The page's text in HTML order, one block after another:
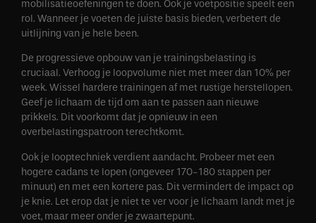
mobilisatieoefeningen te doen. Ook je voetpositie speelt een
rol. Wanneer je voeten de juiste basis bieden, verbetert de
uitlijning van je hele been.
De progressieve opbouw van je trainingsbelasting is
cruciaal. Verhoog je loopvolume niet met meer dan 10% per
week. Wissel hardere trainingen af met rustige herstellopen.
Geef je lichaam de tijd om aan te passen aan nieuwe
prikkels. Dit voorkomt dat je opnieuw in een
overbelastingspatroon terechtkomt.
Ook je looptechniek verdient aandacht. Probeer met een
hogere cadans te lopen (ongeveer 170-180 stappen per
minuut) en met een kortere pas. Dit vermindert de impact op
je knie. Let erop dat je niet te ver voor je lichaam landt met je
voet, maar meer onder je zwaartepunt.